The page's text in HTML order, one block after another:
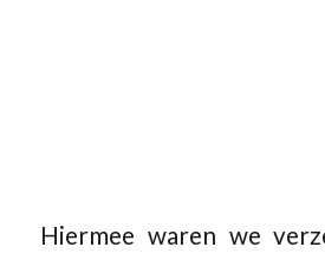
Hiermee waren we